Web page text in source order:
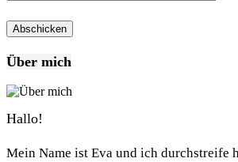
Über mich
Hallo!
Mein Name ist Eva und ich durchstreife